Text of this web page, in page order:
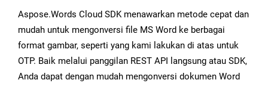
Aspose.Words Cloud SDK menawarkan metode cepat dan
mudah untuk mengonversi file MS Word ke berbagai
format gambar, seperti yang kami lakukan di atas untuk
OTP. Baik melalui panggilan REST API langsung atau SDK,
Anda dapat dengan mudah mengonversi dokumen Word